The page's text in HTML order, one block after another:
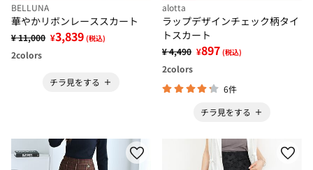
BELLUNA
華やかリボンレーススカート
¥ 11,000 ¥3,839 (税込)
2colors
チラ見をする
alotta
ラップデザインチェック柄タイ
トスカート
¥ 4,490 ¥897 (税込)
2colors
6件
チラ見をする